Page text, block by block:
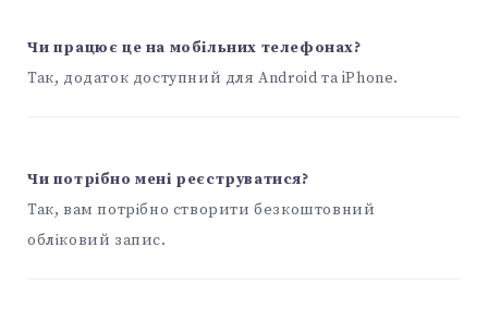
Чи працює це на мобільних телефонах?
Так, додаток доступний для Android та iPhone.
Чи потрібно мені реєструватися?
Так, вам потрібно створити безкоштовний
обліковий запис.